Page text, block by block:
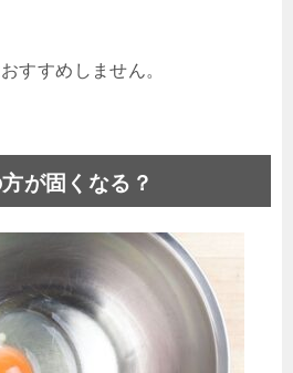
すすめしません。
が固くなる？